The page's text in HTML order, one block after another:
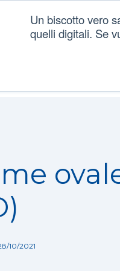
Un biscotto vero
quelli digitali. Se
10/2021